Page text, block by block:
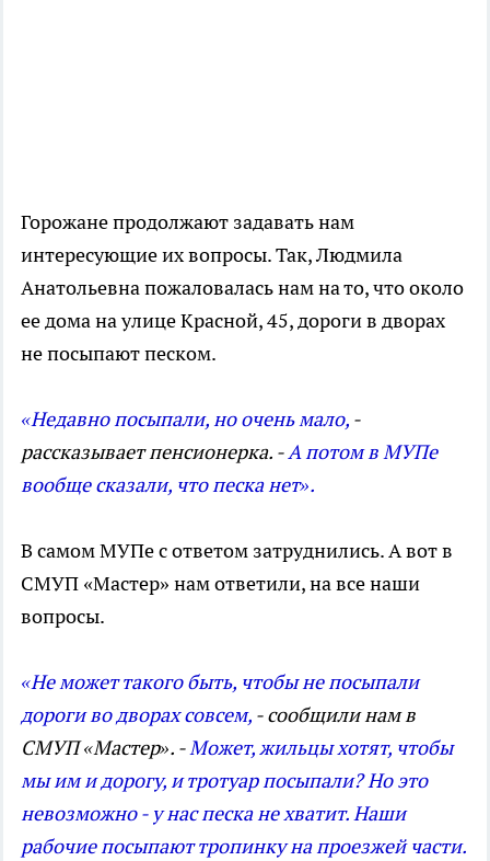
Горожане продолжают задавать нам
интересующие их вопросы. Так, Людмила
Анатольевна пожаловалась нам на то, что около
ее дома на улице Красной, 45, дороги в дворах
не посыпают песком.
«Недавно посыпали, но очень мало, -
рассказывает пенсионерка. -А потом в МУПе
вообще сказали, что песка нет».
В самом МУПе с ответом затруднились. А вот в
СМУП «Мастер» нам ответили, на все наши
вопросы.
«Не может такого быть, чтобы не посыпали
дороги во дворах совсем, - сообщили нам в
СМУП «Мастер». -Может, жильцы хотят, чтобы
мы им и дорогу, и тротуар посыпали? Но это
невозможно - у нас песка не хватит. Наши
рабочие посыпают тропинку на проезжей части.